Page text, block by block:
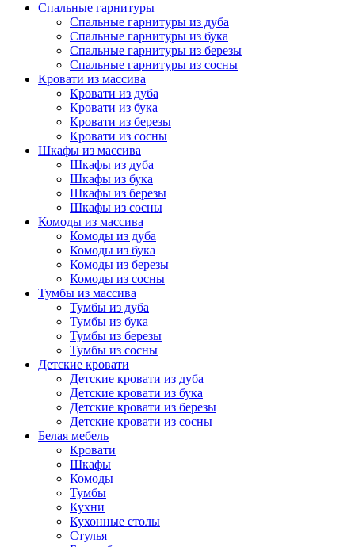
Спальные гарнитуры
Спальные гарнитуры из дуба
Спальные гарнитуры из бука
Спальные гарнитуры из березы
Спальные гарнитуры из сосны
Кровати из массива
Кровати из дуба
Кровати из бука
Кровати из березы
Кровати из сосны
Шкафы из массива
Шкафы из дуба
Шкафы из бука
Шкафы из березы
Шкафы из сосны
Комоды из массива
Комоды из дуба
Комоды из бука
Комоды из березы
Комоды из сосны
Тумбы из массива
Тумбы из дуба
Тумбы из бука
Тумбы из березы
Тумбы из сосны
Детские кровати
Детские кровати из дуба
Детские кровати из бука
Детские кровати из березы
Детские кровати из сосны
Белая мебель
Кровати
Шкафы
Комоды
Тумбы
Кухни
Кухонные столы
Стулья